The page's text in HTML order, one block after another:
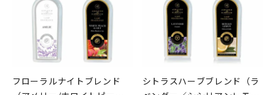
フローラルナイトブレンド
シトラスハーブブレンド（ラ